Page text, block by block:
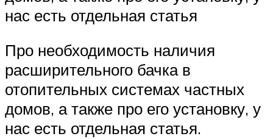
нас есть отдельная статья
Про необходимость наличия
расширительного бачка в
отопительных системах частных
домов, а также про его установку, у
нас есть отдельная статья.